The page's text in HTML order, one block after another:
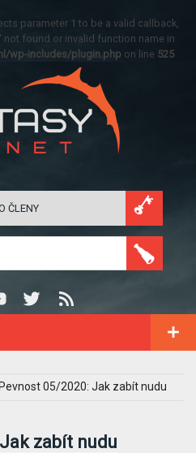
parameter 1 to be a valid callback,
found or invalid function name in
wp-includes/plugin.php on line 525
ČLENY
Pevnost 05/2020: Jak zabít nudu
zabít nudu